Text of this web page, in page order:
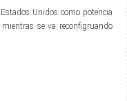
Unidos como potencia
se va reconfigruando